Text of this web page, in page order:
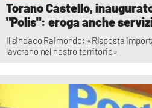
Torano Castello,
"Polis": eroga anche
Il sindaco Raimondo: «Risposta
lavorano nel nostro territorio»